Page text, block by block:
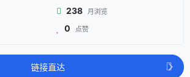
238 月浏览
0 点赞
链接直达